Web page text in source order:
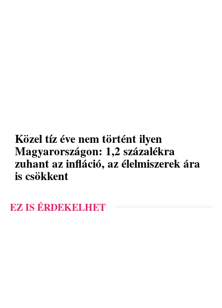
Közel tíz éve nem történt ilyen
Magyarországon: 1,2 százalékra
zuhant az infláció, az élelmiszerek ára
is csökkent
EZ IS ÉRDEKELHET